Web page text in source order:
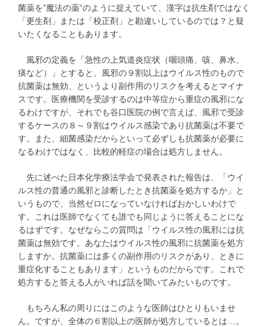
菌薬を”魔法の薬”のように捉えていて、漢字は抗生剤ではなく
「更生剤」または「校正剤」と勘違いしているのでは？と疑
いたくなることもあります。
風邪の定義を「急性の上気道炎症状（咽頭痛、咳、鼻水、
痰など）」とすると、風邪の９割以上はウイルス性のもので
抗菌薬は無効、というより副作用のリスクを考えるとマイナ
スです。医療機関を受診するのは中等症から重症の風邪にな
るわけですが、それでも谷口医院の例で言えば、風邪で受診
するケースの８～９割はウイルス感染であり抗菌薬は不要で
す。また、細菌感染だからといって必ずしも抗菌薬が必要に
なるわけではなく、比較的軽症の場合は処方しません。
先に述べた日本化学療法学会で発表された報告は、「ウイ
ルス性の普通の風邪と診断したとき抗菌薬を処方するか」と
いうもので、当然ゼロになっていなければおかしいわけで
す。これは医師でなくても誰でも同じように答えることにな
るはずです。なぜならこの質問は「ウイルス性の風邪には抗
菌薬は無効です。あなたはウイルス性の風邪に抗菌薬を処方
しますか。抗菌薬には多くの副作用のリスクがあり、ときに
重症化することもあります」というものだからです。これで
処方すると答える人がいれば話を聞いてみたいものです。
もちろん私の周りにはこのような医師はひとりもいませ
ん。ですが、全体の６割以上の医師が処方しているとは…。